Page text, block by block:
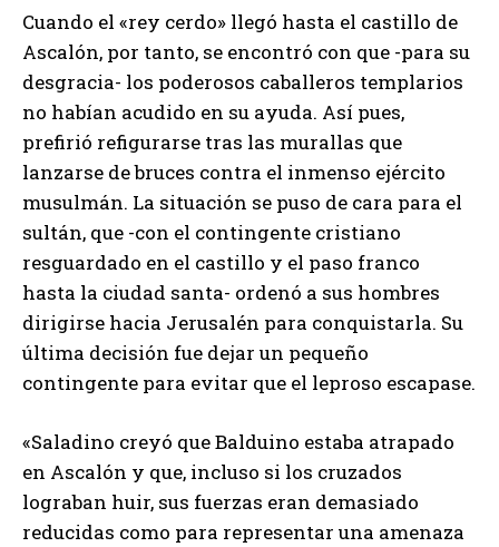
Cuando el «rey cerdo» llegó hasta el castillo de
Ascalón, por tanto, se encontró con que -para su
desgracia- los poderosos caballeros templarios
no habían acudido en su ayuda. Así pues,
prefirió refigurarse tras las murallas que
lanzarse de bruces contra el inmenso ejército
musulmán. La situación se puso de cara para el
sultán, que -con el contingente cristiano
resguardado en el castillo y el paso franco
hasta la ciudad santa- ordenó a sus hombres
dirigirse hacia Jerusalén para conquistarla. Su
última decisión fue dejar un pequeño
contingente para evitar que el leproso escapase.
«Saladino creyó que Balduino estaba atrapado
en Ascalón y que, incluso si los cruzados
lograban huir, sus fuerzas eran demasiado
reducidas como para representar una amenaza